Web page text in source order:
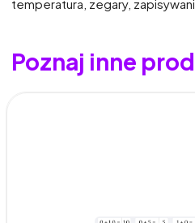
temperatura, zegary,
Poznaj inne